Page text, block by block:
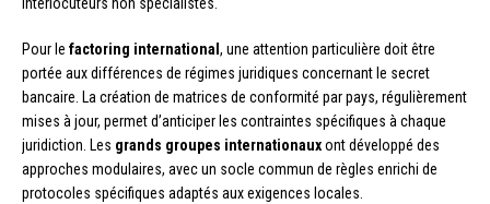
interlocuteurs non spécialistes.
Pour le factoring international , une attention particulière doit être
portée aux différences de régimes juridiques concernant le secret
bancaire. La création de matrices de conformité par pays, régulièrement
mises à jour, permet d’anticiper les contraintes spécifiques à chaque
juridiction. Les grands groupes internationauxont développé des
approches modulaires, avec un socle commun de règles enrichi de
protocoles spécifiques adaptés aux exigences locales.